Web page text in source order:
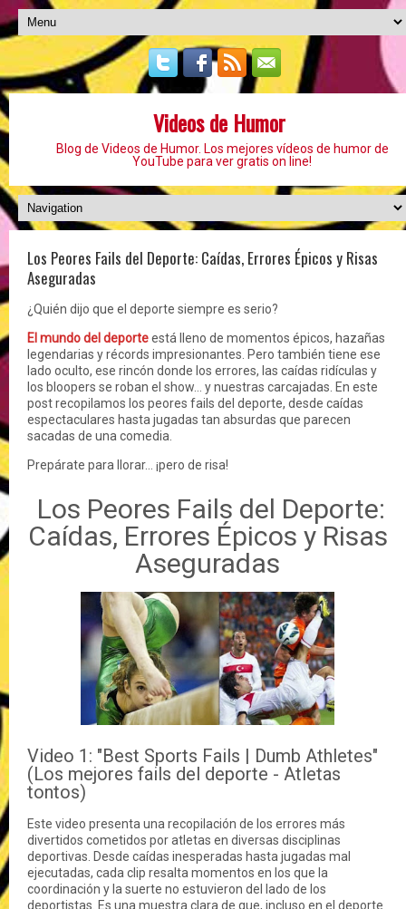
Videos de Humor
Blog de Videos de Humor. Los mejores vídeos de humor de
YouTube para ver gratis on line!
Los Peores Fails del Deporte: Caídas, Errores Épicos y Risas
Aseguradas
¿Quién dijo que el deporte siempre es serio?
El mundo del deporteestá lleno de momentos épicos, hazañas
legendarias y récords impresionantes. Pero también tiene ese
lado oculto, ese rincón donde los errores, las caídas ridículas y
los bloopers se roban el show… y nuestras carcajadas. En este
post recopilamos los peores fails del deporte, desde caídas
espectaculares hasta jugadas tan absurdas que parecen
sacadas de una comedia.
Prepárate para llorar… ¡pero de risa!
Los Peores Fails del Deporte:
Caídas, Errores Épicos y Risas
Aseguradas
Video 1: "Best Sports Fails | Dumb Athletes"
(Los mejores fails del deporte - Atletas
tontos)
Este video presenta una recopilación de los errores más
divertidos cometidos por atletas en diversas disciplinas
deportivas. Desde caídas inesperadas hasta jugadas mal
ejecutadas, cada clip resalta momentos en los que la
coordinación y la suerte no estuvieron del lado de los
deportistas. Es una muestra clara de que, incluso en el deporte